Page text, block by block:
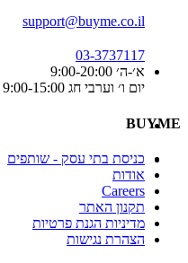
support@buyme.co.il
03-3737117
א׳-ה׳ 9:00-20:00
יום ו׳ וערבי חג 9:00-15:00
BUYME
כניסת בתי עסק - שותפים
אודות
Careers
תקנון האתר
מדיניות הגנת פרטיות
הצהרת נגישות